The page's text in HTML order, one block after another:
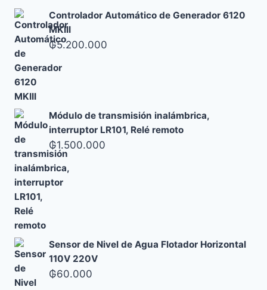
Controlador Automático de Generador 6120
MKIII
₲5.200.000
Módulo de transmisión inalámbrica,
interruptor LR101, Relé remoto
₲1.500.000
Sensor de Nivel de Agua Flotador Horizontal
110V 220V
₲60.000